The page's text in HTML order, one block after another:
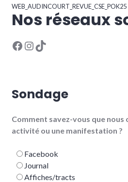
WEB_AUDINCOURT_REVUE_CSE_POK25
Nos réseaux
Facebook
Instagram
TikTok
Sondage
Comment savez-vous que nous
activité ou une manifestation ?
Facebook
Journal
Affiches/tracts